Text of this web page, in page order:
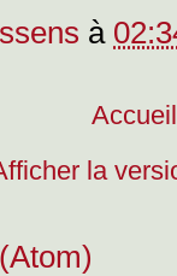
à
Accueil
la